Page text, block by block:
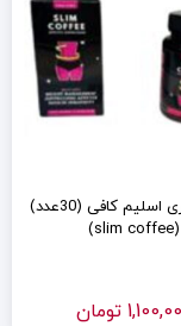
قرص لاغری اسلیم کافی (30عدد)
(slim coffee)
تومان